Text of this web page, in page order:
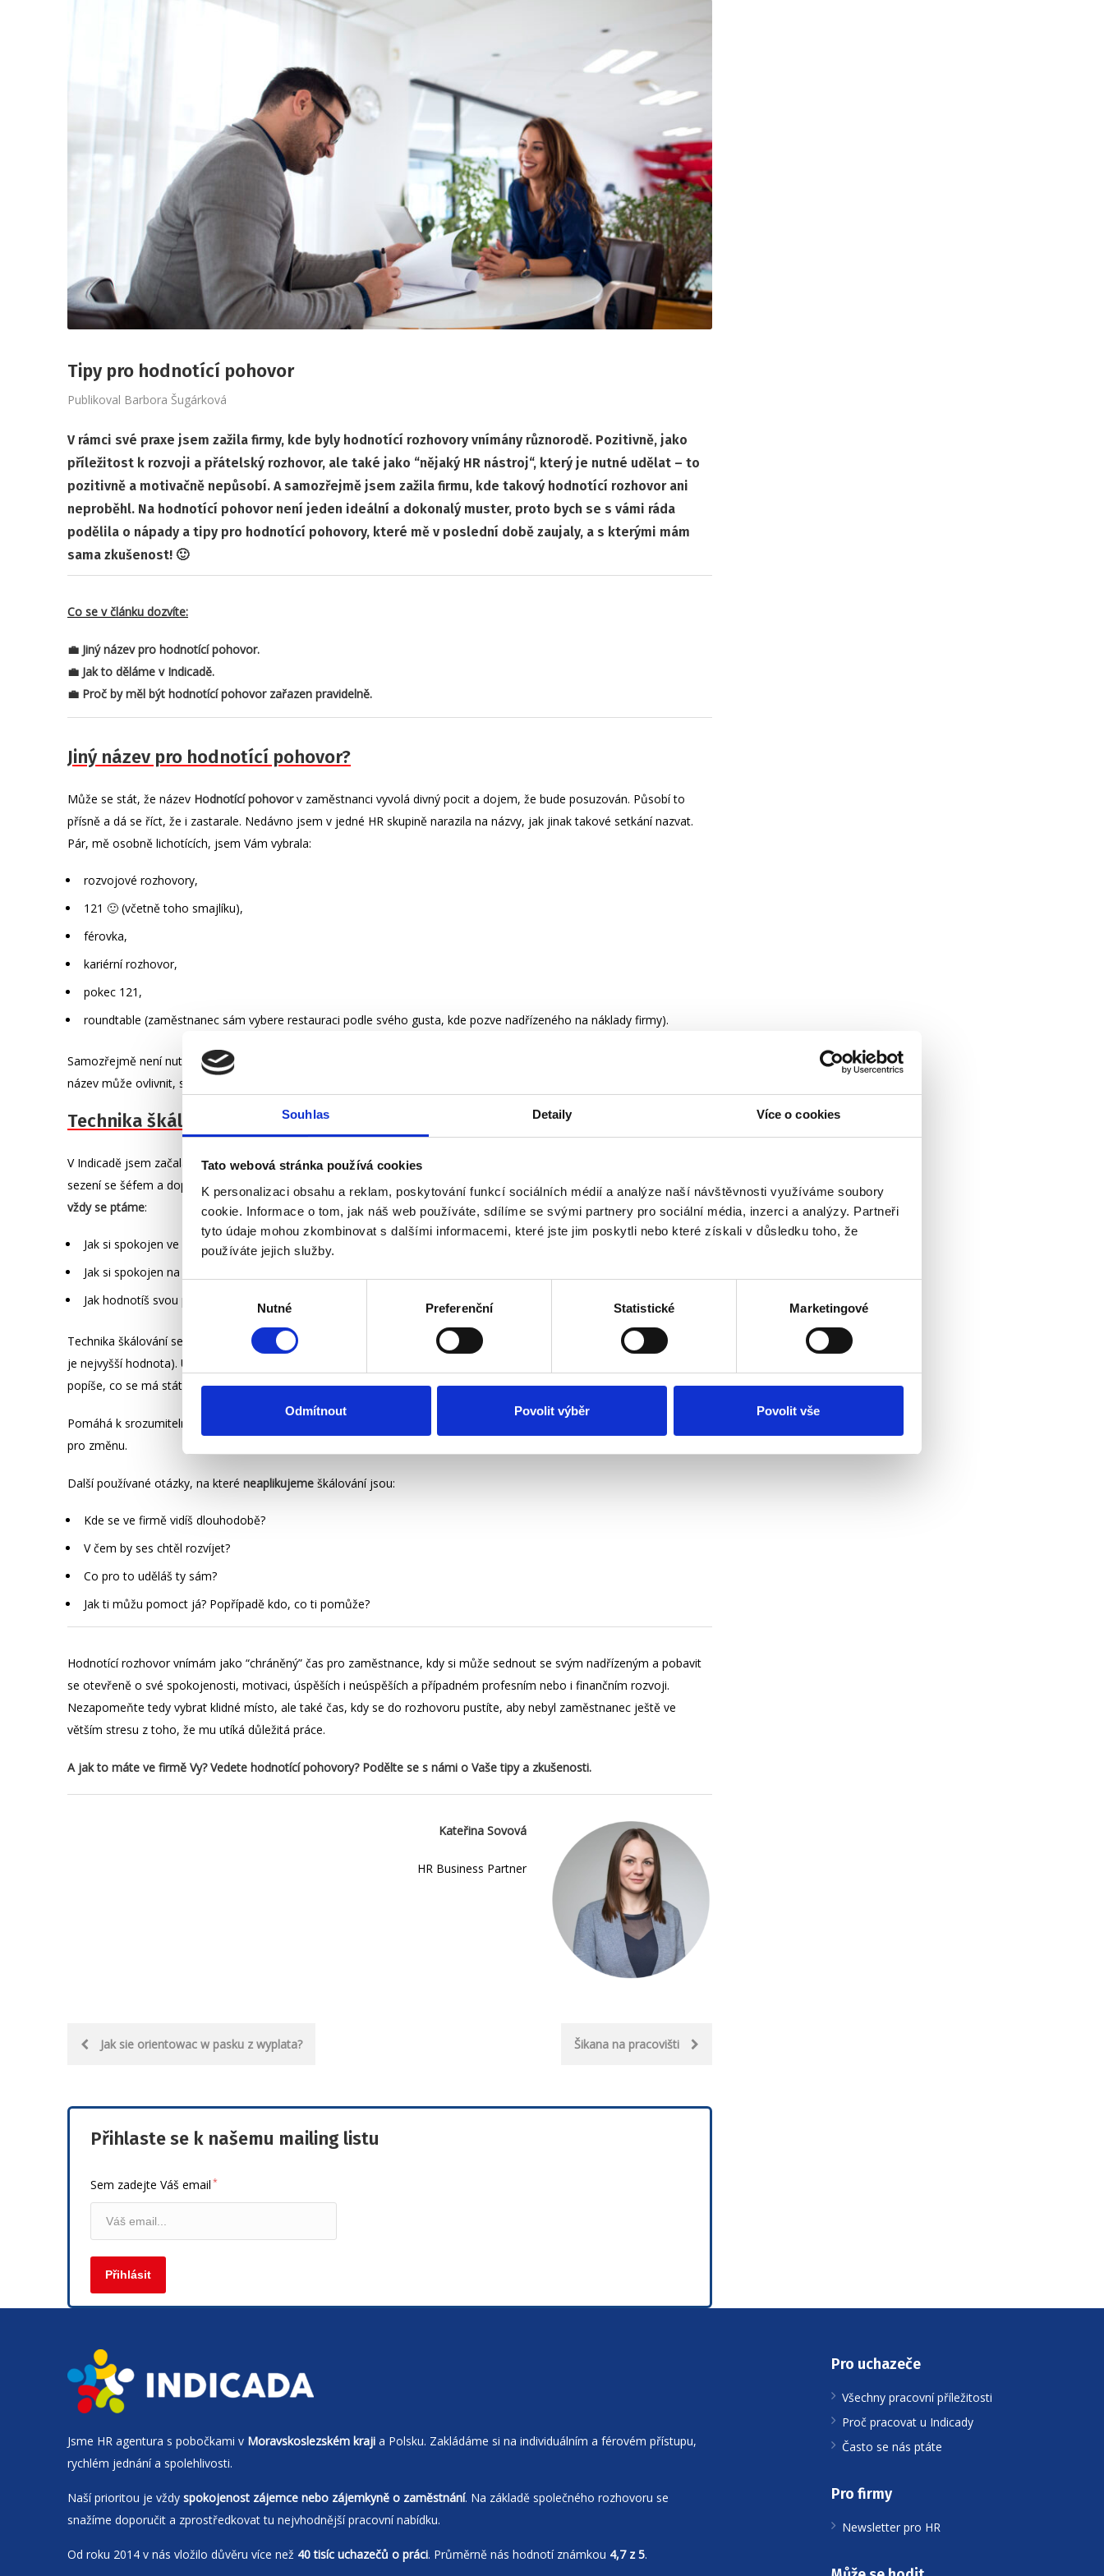
Souhlas Detaily Více o cookies
Tato webová stránka používá cookies
K personalizaci obsahu a reklam, poskytování funkcí sociálních médií a analýze naší návštěvnosti využíváme soubory
cookie. Informace o tom, jak náš web používáte, sdílíme se svými partnery pro sociální média, inzerci a analýzy. Partneři
tyto údaje mohou zkombinovat s dalšími informacemi, které jste jim poskytli nebo které získali v důsledku toho, že
používáte jejich služby.
souhlasu
Nutné Preferenční Statistické Marketingové
Odmítnout Povolit výběr Povolit vše
Tipy pro hodnotící pohovor
Publikoval Barbora Šugárková
V rámci své praxe jsem zažila firmy, kde byly hodnotící rozhovory vnímány různorodě. Pozitivně, jako
příležitost k rozvoji a přátelský rozhovor, ale také jako “nějaký HR nástroj“, který je nutné udělat – to
pozitivně a motivačně nepůsobí. A samozřejmě jsem zažila firmu, kde takový hodnotící rozhovor ani
neproběhl. Na hodnotící pohovor není jeden ideální a dokonalý muster, proto bych se s vámi ráda
podělila o nápady a tipy pro hodnotící pohovory, které mě v poslední době zaujaly, a s kterými mám
sama zkušenost! 🙂
Co se v článku dozvíte:
💼 Jiný název pro hodnotící pohovor.
💼 Jak to děláme v Indicadě.
💼 Proč by měl být hodnotící pohovor zařazen pravidelně.
Jiný název pro hodnotící pohovor?
Může se stát, že název Hodnotící pohovorv zaměstnanci vyvolá divný pocit a dojem, že bude posuzován. Působí to
přísně a dá se říct, že i zastarale. Nedávno jsem v jedné HR skupině narazila na názvy, jak jinak takové setkání nazvat.
Pár, mě osobně lichotících, jsem Vám vybrala:
rozvojové rozhovory,
121 🙂 (včetně toho smajlíku),
férovka,
kariérní rozhovor,
pokec 121,
roundtable (zaměstnanec sám vybere restauraci podle svého gusta, kde pozve nadřízeného na náklady firmy).
Samozřejmě není nutné hledat cool název. Nejdůležitější je zodpovědět si otázky, co je hlavním cílem rozhovoru. Avšak
název může ovlivnit, s jakým pocitem zaměstnanec bude přicházet.
Technika škálování
V Indicadě jsem začala v hodnotících rozhovorech používat techniku škálování. Jak to probíhá?
sezení se šéfem a dopředu známe otázky. Otázky se mohou přizpůsobovat potřebám a tomu, co se zrovna řeší, ale
vždy se ptáme:
Jak si spokojen ve firmě?
Jak si spokojen na své pozici?
Jak hodnotíš svou práci/výkon/výsledky/své působení v dané roli?
Technika škálování se používá tak, že si hodnocení zaměstnanec sám volí na stupnici 1-10 (kdy 1 je nejnižší hodnota a 10
je nejvyšší hodnota). Určí si tedy hodnotu stupnice, na které se cítí a popíše ji, jak přesně to vypadá. Dále se zamyslí a
popíše, co se má stát, aby se dostal na hodnotu o stupeň vyšší.
Pomáhá k srozumitelnému uchopení, k měření nehmatatelného, vnáší racionální strukturu. Struktura pomáhá najít akci
pro změnu.
Další používané otázky, na které neaplikujeme škálování jsou:
Kde se ve firmě vidíš dlouhodobě?
V čem by ses chtěl rozvíjet?
Co pro to uděláš ty sám?
Jak ti můžu pomoct já? Popřípadě kdo, co ti pomůže?
Hodnotící rozhovor vnímám jako “chráněný” čas pro zaměstnance, kdy si může sednout se svým nadřízeným a pobavit
se otevřeně o své spokojenosti, motivaci, úspěších i neúspěších a případném profesním nebo i finančním rozvoji.
Nezapomeňte tedy vybrat klidné místo, ale také čas, kdy se do rozhovoru pustíte, aby nebyl zaměstnanec ještě ve
větším stresu z toho, že mu utíká důležitá práce.
A jak to máte ve firmě Vy? Vedete hodnotící pohovory? Podělte se s námi o Vaše tipy a zkušenosti.
Kateřina Sovová
HR Business Partner
PostJak sie orientowac w pasku z wyplata? Šikana na pracovišti
Přihlaste se k našemu mailing listu
Sem zadejte Váš email *
Jsme HR agentura s pobočkami v Moravskoslezském kraji a Polsku. Zakládáme si na individuálním a férovém přístupu,
rychlém jednání a spolehlivosti.
Naší prioritou je vždy spokojenost zájemce nebo zájemkyně o zaměstnání. Na základě společného rozhovoru se
snažíme doporučit a zprostředkovat tu nejvhodnější pracovní nabídku.
Od roku 2014 v nás vložilo důvěru více než 40 tisíc uchazečů o práci. Průměrně nás hodnotí známkou 4,7 z 5.
Pro uchazeče
Všechny pracovní příležitosti
Proč pracovat u Indicady
Často se nás ptáte
Pro firmy
Newsletter pro HR